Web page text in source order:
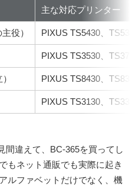
主な対応プリンター
役） PIXUS TS5430、TS5330
PIXUS TS3530、
PIXUS TS8430、
PIXUS TS3130、
間違えて、BC-365を買ってし
ネット通販でも実際に起き
ルファベットだけでなく、機